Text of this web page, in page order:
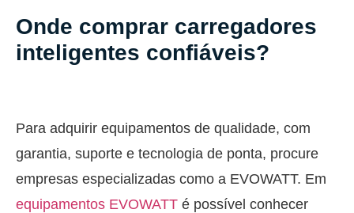
Onde comprar carregadores
inteligentes confiáveis?
Para adquirir equipamentos de qualidade, com
garantia, suporte e tecnologia de ponta, procure
empresas especializadas como a EVOWATT. Em
equipamentos EVOWATT é possível conhecer